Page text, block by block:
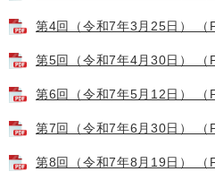
第4回（令和7年3月25日） （
第5回（令和7年4月30日） （
第6回（令和7年5月12日） （
第7回（令和7年6月30日） （
第8回（令和7年8月19日） （